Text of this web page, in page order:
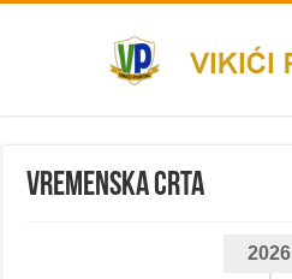
Vremenska crta
2026